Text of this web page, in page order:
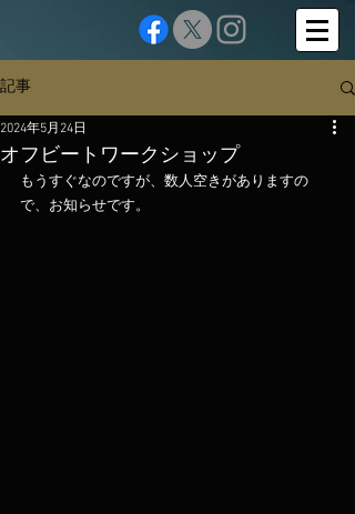
記事
オフビートワークショップ
2024年5月24日
もうすぐなのですが、数人空きがありますの
で、お知らせです。